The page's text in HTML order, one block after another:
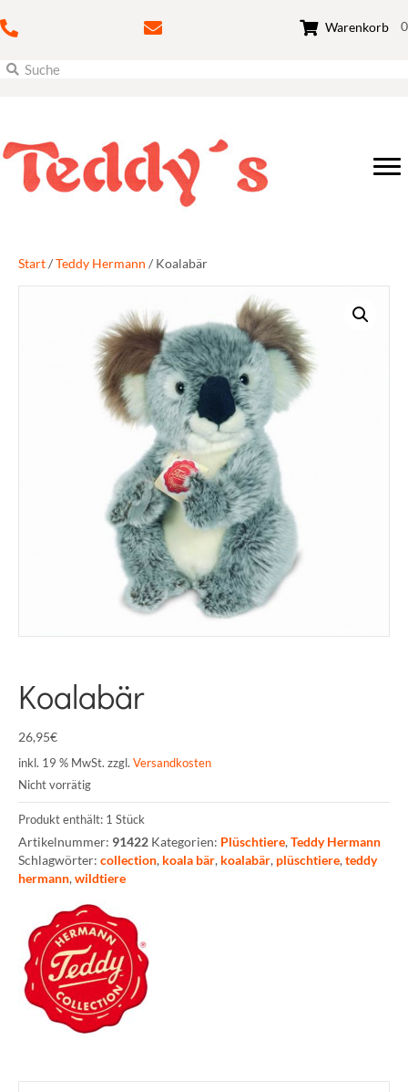
Warenkorb 0
Start/Teddy Hermann / Koalabär
Koalabär
26,95€
inkl. 19 % MwSt. zzgl. Versandkosten
Nicht vorrätig
Produkt enthält: 1 Stück
Artikelnummer: 91422 Kategorien: Plüschtiere,Teddy Hermann
Schlagwörter: collection, koala bär, koalabär, plüschtiere,teddy
hermann,wildtiere